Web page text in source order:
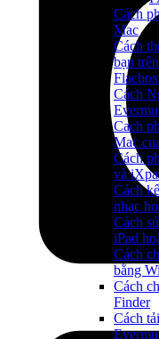
Cách
Mac
Cách
bạn
Flacbox
Cách
Cach
Mac
Cách
và
Cách
nhạc
Cách
iPad
Cách
bằng
Cách
Finder
Cách